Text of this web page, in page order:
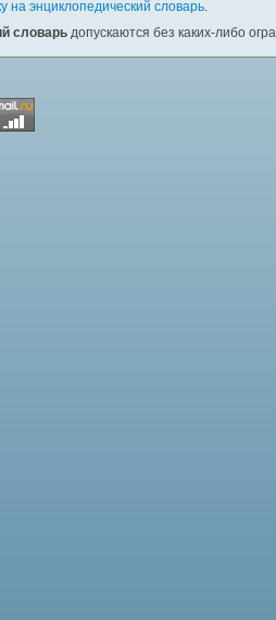
на энциклопедический словарь.
словарь допускаются без каких-либо